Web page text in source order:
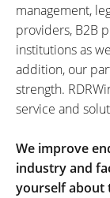
management,
providers, B2B
institutions as
addition, our
strength.
service and
We improve
industry and
yourself about